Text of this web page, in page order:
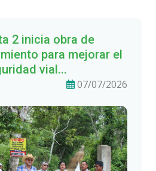
2 inicia obra de
para mejorar el
vial...
07/07/2026